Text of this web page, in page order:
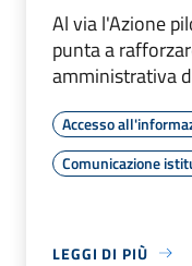
Al via l'Azione
punta a
amministrativa
Accesso
Comunicazione
LEGGI DI PIÙ